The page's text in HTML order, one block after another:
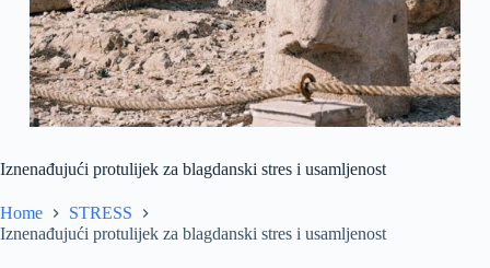
Iznenađujući protulijek za blagdanski stres i usamljenost
Home
STRESS
Iznenađujući protulijek za blagdanski stres i usamljenost